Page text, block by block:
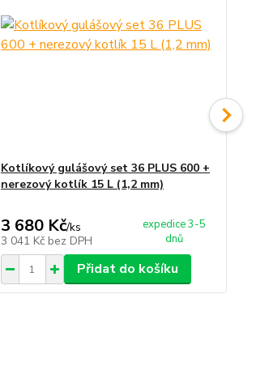
Kotlíkový gulášový set 36 PLUS 600 +
nerezový kotlík 15 L (1,2 mm)
3 680 Kč/ks
3 041 Kč bez DPH
expedice 3-5
dnů
Přidat do košíku